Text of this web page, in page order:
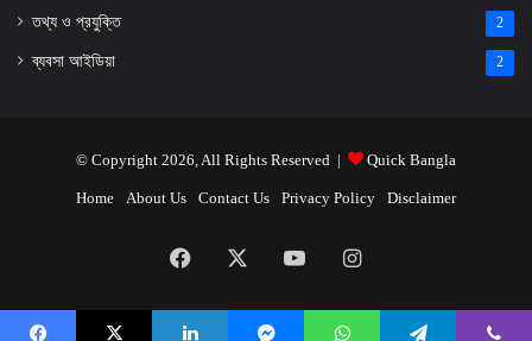
তথ্য ও প্রযুক্তি 2
ব্যবসা আইডিয়া 2
© Copyright 2026, All Rights Reserved | Quick Bangla
Home About Us Contact Us Privacy Policy Disclaimer
Facebook YouTubeInstagram